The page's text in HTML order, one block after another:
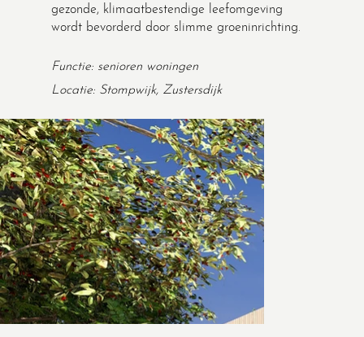
gezonde, klimaatbestendige leefomgeving
wordt bevorderd door slimme groeninrichting.
Locatie: Stompwijk, Zustersdijk
Functie: senioren woningen